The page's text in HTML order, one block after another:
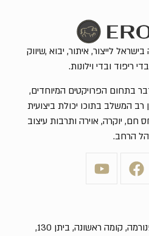
כתובתנו: דרך בן צבי 84, בניין פנורמה, קומה ראשונה, ביתן 130,
לייצור, איתור, יבוא ,שיווק
ריפוד ובדי וילונות.
בתחום הפרויקטים המיוחדים,
רב המשלב בתוכו יכולת ביצועית
חם, יוקרה, אוירה ותרבות עיצוב
הרחב.